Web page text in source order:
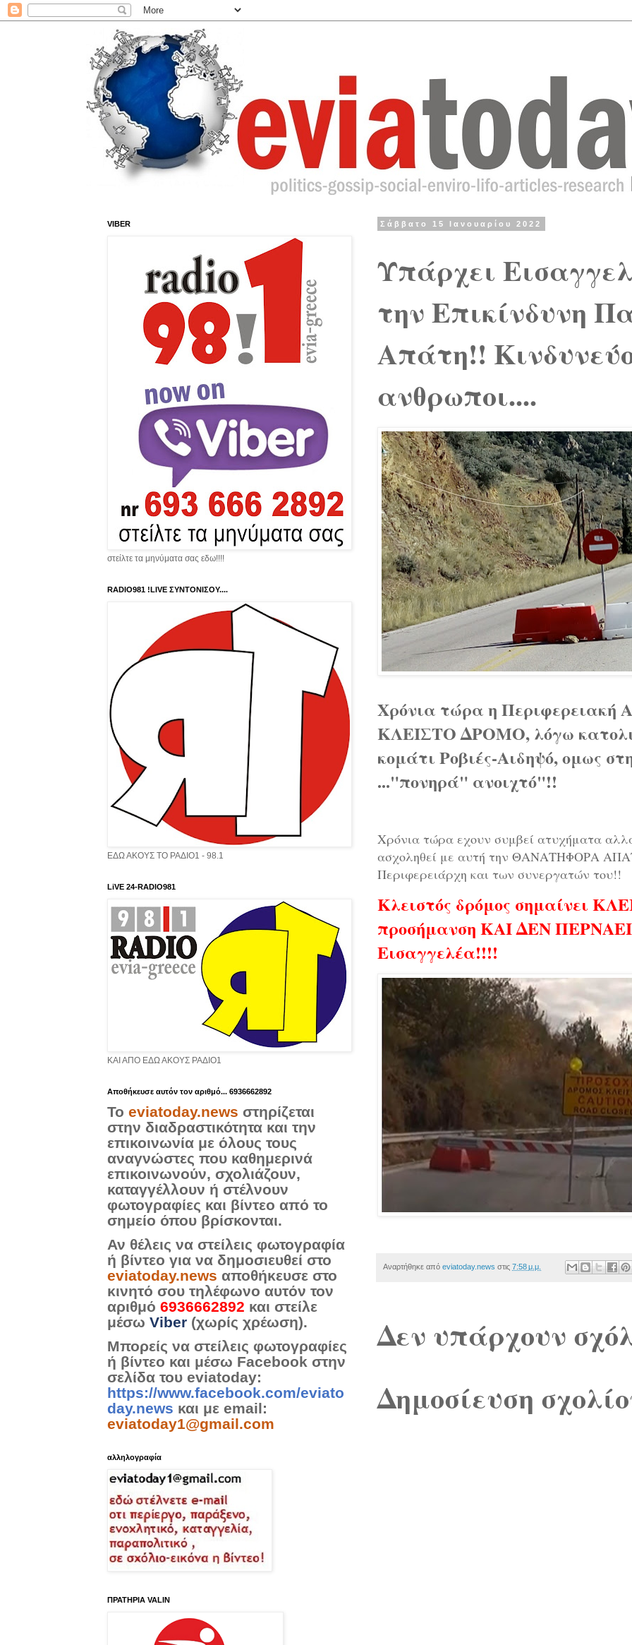
Σάββατο 15 Ιανουαρίου 2022
Υπάρχει
την Επικίνδυνη
Απάτη!!
ανθρωποι....
Χρόνια τώρα η Περιφερειακή
ΚΛΕΙΣΤΟ ΔΡΟΜΟ, λόγω
κομάτι Ροβιές-Αιδηψό, ομως
..."πονηρά" ανοιχτό"!!
Χρόνια τώρα εχουν συμβεί ατυχήματα
ασχοληθεί με αυτή την ΘΑΝΑΤΗΦΟΡΑ
Περιφερειάρχη και των συνεργατών του!!
Κλειστός δρόμος σημαίνει
προσήμανση ΚΑΙ ΔΕΝ
Εισαγγελέα!!!!
Αναρτήθηκε από eviatoday.news στις 7:58 μ.μ.
Δεν υπάρχουν
Δημοσίευση
VIBER
στείλτε τα μηνύματα σας εδω!!!!
RADIO981 !LIVE ΣΥΝΤΟΝΙΣΟΥ....
ΕΔΩ ΑΚΟΥΣ ΤΟ ΡΑΔΙΟ1 - 98.1
LiVE 24-RADIO981
ΚΑΙ ΑΠΟ ΕΔΩ ΑΚΟΥΣ ΡΑΔΙΟ1
Aποθήκευσε αυτόν τον αριθμό... 6936662892
Το eviatoday.news στηρίζεται
στην διαδραστικότητα και την
επικοινωνία με όλους τους
αναγνώστες που καθημερινά
επικοινωνούν, σχολιάζουν,
καταγγέλλουν ή στέλνουν
φωτογραφίες και βίντεο από το
σημείο όπου βρίσκονται.
Αν θέλεις να στείλεις φωτογραφία
ή βίντεο για να δημοσιευθεί στο
eviatoday.news αποθήκευσε στο
κινητό σου τηλέφωνο αυτόν τον
αριθμό 6936662892 και στείλε
μέσω Viber (χωρίς χρέωση).
Μπορείς να στείλεις φωτογραφίες
ή βίντεο και μέσω Facebook στην
σελίδα του eviatoday:
https://www.facebook.com/eviato
day.news και με email:
eviatoday1@gmail.com
αλληλογραφία
ΠΡΑΤΗΡΙΑ VALIN